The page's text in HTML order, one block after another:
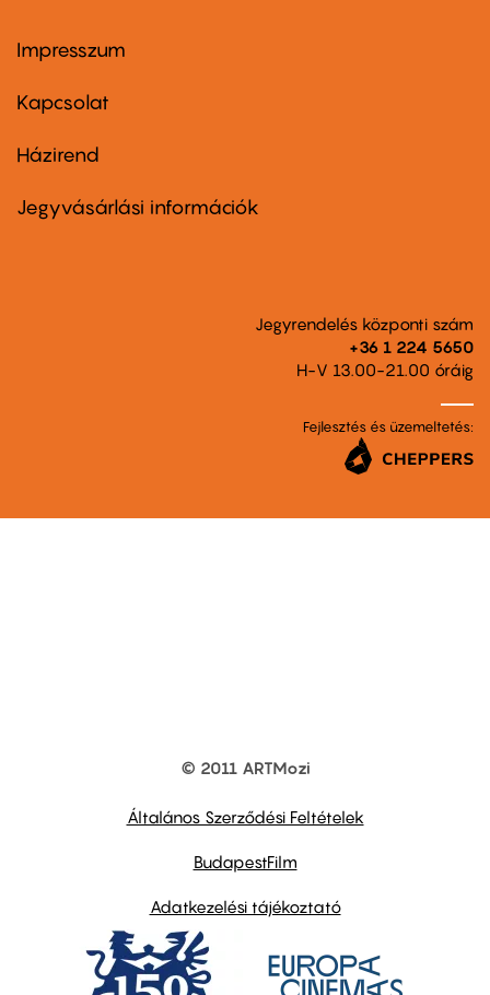
Footer
first
Impresszum
Kapcsolat
Footer
second
Házirend
Jegyvásárlási információk
Jegyrendelés központi szám
+36 1 224 5650
H-V 13.00-21.00 óráig
Fejlesztés és üzemeltetés:
© 2011 ARTMozi
Általános Szerződési Feltételek
BudapestFilm
Adatkezelési tájékoztató